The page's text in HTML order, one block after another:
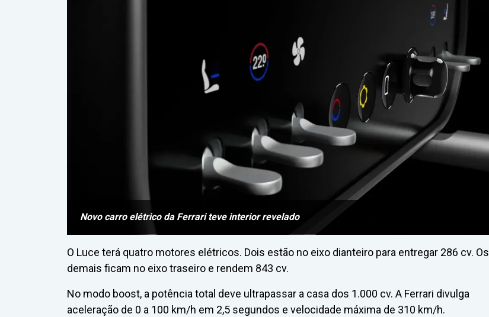
Novo carro elétrico da Ferrari teve interior revelado
O Luce terá quatro motores elétricos. Dois estão no eixo dianteiro para entregar 286 cv. Os
demais ficam no eixo traseiro e rendem 843 cv.
No modo boost, a potência total deve ultrapassar a casa dos 1.000 cv. A Ferrari divulga
aceleração de 0 a 100 km/h em 2,5 segundos e velocidade máxima de 310 km/h.